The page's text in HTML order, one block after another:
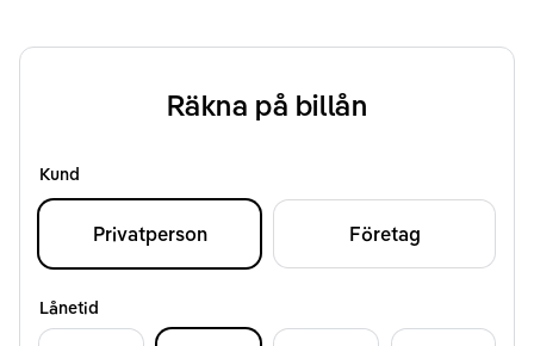
Räkna på billån
Kund
Privatperson Företag
Lånetid